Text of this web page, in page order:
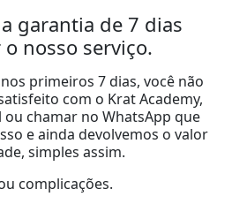
garantia de 7 dias
nosso serviço.
primeiros 7 dias, você não
com o Krat Academy,
chamar no WhatsApp que
e ainda devolvemos o valor
simples assim.
complicações.